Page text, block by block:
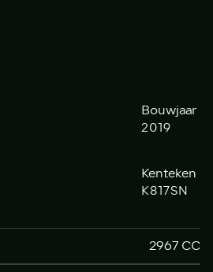
Bouwjaar
2019
Kenteken
K817SN
2967 CC